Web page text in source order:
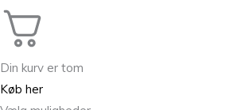
Din kurv er tom
Køb her